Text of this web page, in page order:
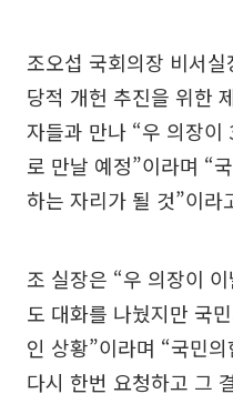
조오섭 국회의장 비서
당적 개헌 추진을 위한
자들과 만나 “우 의장이
로 만날 예정”이라며 “
하는 자리가 될 것”이라
조 실장은 “우 의장이
도 대화를 나눴지만 국
인 상황”이라며 “국민
다시 한번 요청하고 그